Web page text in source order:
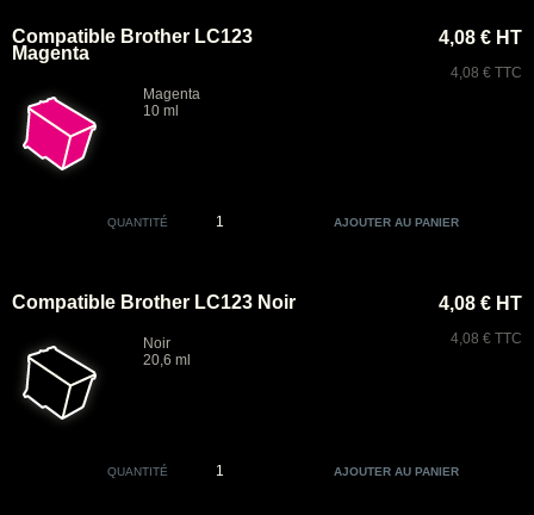
Compatible Brother LC123
Magenta
Magenta
10 ml
4,08 € HT
4,08 € TTC
QUANTITÉ
Compatible Brother LC123 Noir
Noir
20,6 ml
4,08 € HT
4,08 € TTC
QUANTITÉ